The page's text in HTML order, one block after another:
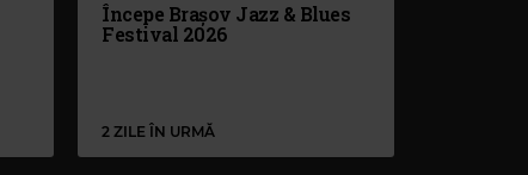
Începe Brașov Jazz & Blues
Festival 2026
2 ZILE ÎN URMĂ